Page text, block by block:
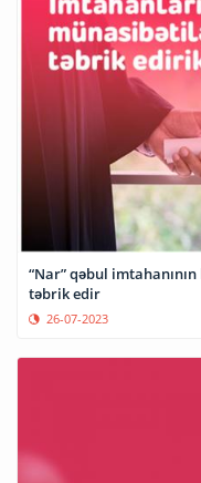
“Nar” qəbul
təbrik edir
26-07-2023